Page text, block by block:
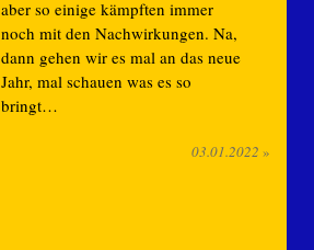
aber so einige kämpften immer
noch mit den Nachwirkungen. Na,
dann gehen wir es mal an das neue
Jahr, mal schauen was es so
bringt…
03.01.2022 »